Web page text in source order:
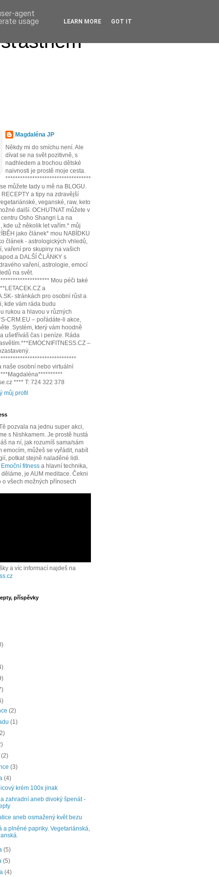
Magdaléna JP
Někdy mi do smíchu není. Ale
dívat se na svět pozitivně, s
nadhledem a trochou dětské
naivnosti je prostě moje cesta.
***********************************
můžete tady u mě na BLOGU.
RECEPTY a tipy na zdravější
veganské, raw, keto
další. OCHUTNAT můžete v
Osho Shangri La na
kde už několik let vařím.* můj
jako článek* mou NABÍDKU
článek - astrologických vhledů,
vaření pro skupiny na vašich
DALŠÍ ČLÁNKY s
vaření, astrologie, emocí
na svět.
Mou péči také
a
stránkách pro osobní růst a
kde vám ráda budu
rukou a hlavou v různých
CRM.EU – pořádáte-li akce,
Systém, který vám hoodně
ušetříváš čas i peníze. Ráda
–
naše osobní nebo virtuální
**** T: 724 322 378
můj profil
pozvala na jednu super akci,
s Nishkamem. Je prostě hustá
na ní, jak rozumíš sama/sám
emocím, můžeš se vyřádit, nabít
potkat stejně naladěné lidi.
Emoční fitness a hlavní technika,
děláme, je AUM meditace. Čekni
o všech možných přínosech
a víc informací najdeš na
příspěvky
(2)
(1)
(2)
(3)
(4)
krém 100x jinak
zahradní aneb divoký špenát -
aneb osmažený květ bezu
a plněné papriky. Vegetariánská,
(5)
(5)
(4)
agent
usage
LEARN MORE GOT IT